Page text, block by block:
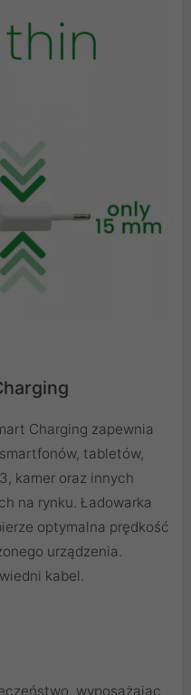
Charging zapewnia
tabletów,
kamer oraz innych
na rynku. Ładowarka
optymalna prędkość
urządzenia.
kabel.
wyposażając